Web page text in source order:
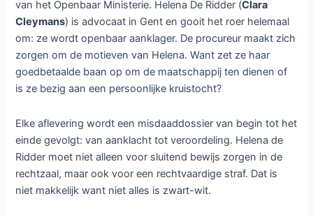
van het Openbaar Ministerie. Helena De Ridder (Clara
Cleymans) is advocaat in Gent en gooit het roer helemaal
om: ze wordt openbaar aanklager. De procureur maakt zich
zorgen om de motieven van Helena. Want zet ze haar
goedbetaalde baan op om de maatschappij ten dienen of
is ze bezig aan een persoonlijke kruistocht?
Elke aflevering wordt een misdaaddossier van begin tot het
einde gevolgt: van aanklacht tot veroordeling. Helena de
Ridder moet niet alleen voor sluitend bewijs zorgen in de
rechtzaal, maar ook voor een rechtvaardige straf. Dat is
niet makkelijk want niet alles is zwart-wit.